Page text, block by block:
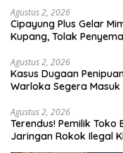
Agustus 2, 2026
Cipayung Plus Gelar
Kupang, Tolak
Agustus 2, 2026
Kasus Dugaan
Warloka Segera
Agustus 2, 2026
Terendus! Pemilik
Jaringan Rokok Ilegal